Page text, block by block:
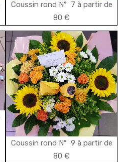
Coussin rond N° 7 à partir de
80 €
Coussin rond N° 9 à partir de
80 €